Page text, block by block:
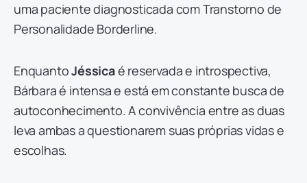
uma paciente diagnosticada com Transtorno de
Personalidade Borderline.
EnquantoJéssicaé reservada e introspectiva,
Bárbara é intensa e está em constante busca de
autoconhecimento. A convivência entre as duas
leva ambas a questionarem suas próprias vidas e
escolhas.